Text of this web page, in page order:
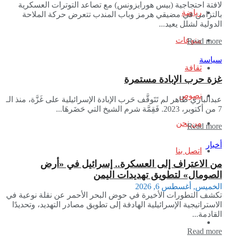
رياضة
منوعات
ثقافة
نصوص
من نحن
اتصل بنا
الخميس, أغسطس 6, 2026
لافتة احتجاجية (بيس هورايزونس) مع تصاعد التوترات العسكرية
بالتزامن في مضيقي هرمز وباب المندب تتعرض حركة الملاحة
الدولية لشلل يعيد...
Read more
سياسة
غزة حرب الإبادة مستمرة
عبدالباري طاهر لم تَتَوقَّف حَرب الإبادة الإسرائيلية على غَزَّة، منذ الـ
7 من أكتوبر، 2023. فَقِمَّة شرم الشيخ التي حَضَرهَا...
Read more
أخبار
​من الاعتراف إلى العسكرة.. إسرائيل في «أرض
الصومال» لتطويق تهديدات اليمن
​تكشف التطورات الأخيرة في حوض البحر الأحمر عن نقلة نوعية في
الاستراتيجية الإسرائيلية الهادفة إلى تطويق مصادر التهديد، وتحديدًا
القادمة...
Read more